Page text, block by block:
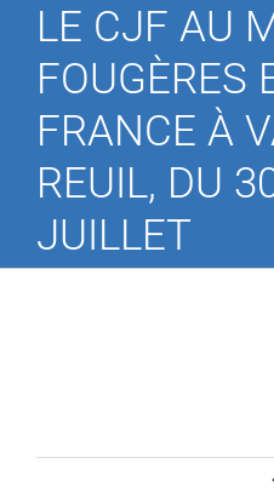
LE CJF AU
FOUGÈRES
FRANCE À
REUIL, DU
JUILLET